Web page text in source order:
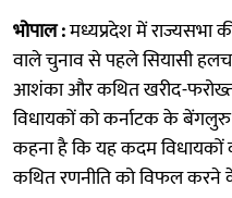
भोपाल :मध्यप्रदेश में राज्यसभा
वाले चुनाव से पहले सियासी
आशंका और कथित खरीद-
विधायकों को कर्नाटक के बेंगलुरु
कहना है कि यह कदम
कथित रणनीति को विफल करने